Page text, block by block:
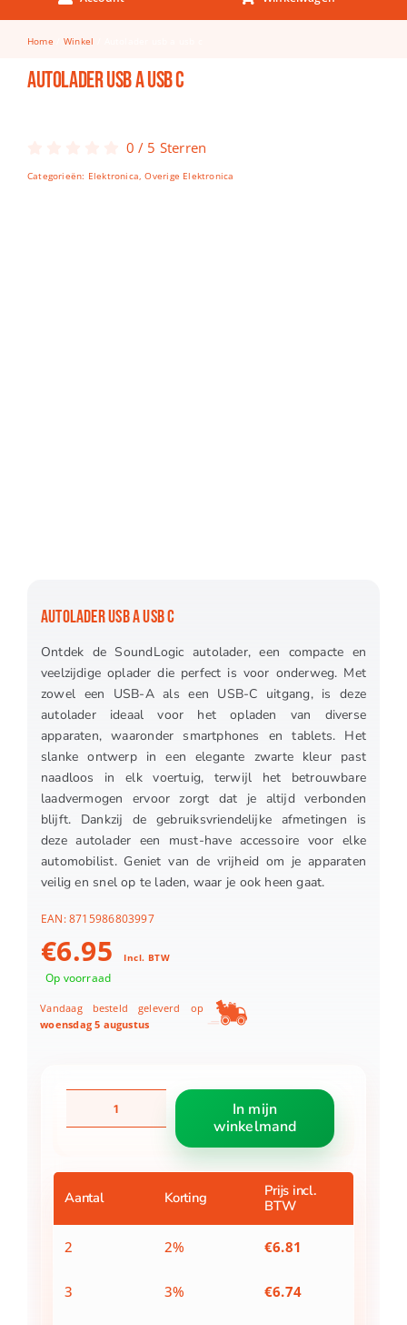
Keuken & Tafelen
Kinderfietsen
Knutselen
Spellen
Home Winkel
Autolader usb a usb c
0 / 5 Sterren
Categorieën: Elektronica,Overige Elektronica
AUTOLADER USB A USB C
Ontdek de SoundLogic autolader, een compacte en
veelzijdige oplader die perfect is voor onderweg. Met
zowel een USB-A als een USB-C uitgang, is deze
autolader ideaal voor het opladen van diverse
apparaten, waaronder smartphones en tablets. Het
slanke ontwerp in een elegante zwarte kleur past
naadloos in elk voertuig, terwijl het betrouwbare
laadvermogen ervoor zorgt dat je altijd verbonden
blijft. Dankzij de gebruiksvriendelijke afmetingen is
deze autolader een must-have accessoire voor elke
automobilist. Geniet van de vrijheid om je apparaten
veilig en snel op te laden, waar je ook heen gaat.
EAN:8715986803997
€6.95 Incl. BTW
Op voorraad
Vandaag besteld geleverd op
woensdag 5 augustus
usb
c
In mijn
winkelmand
Aantal Korting
Prijs incl.
BTW
2 2% €6.81
3 3% €6.74